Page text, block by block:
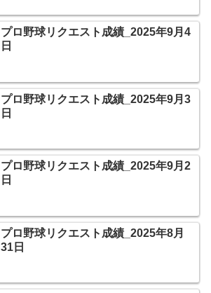
プロ野球リクエスト成績_2025年9月4
日
プロ野球リクエスト成績_2025年9月3
日
プロ野球リクエスト成績_2025年9月2
日
プロ野球リクエスト成績_2025年8月
31日